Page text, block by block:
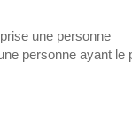
une personne
personne ayant le